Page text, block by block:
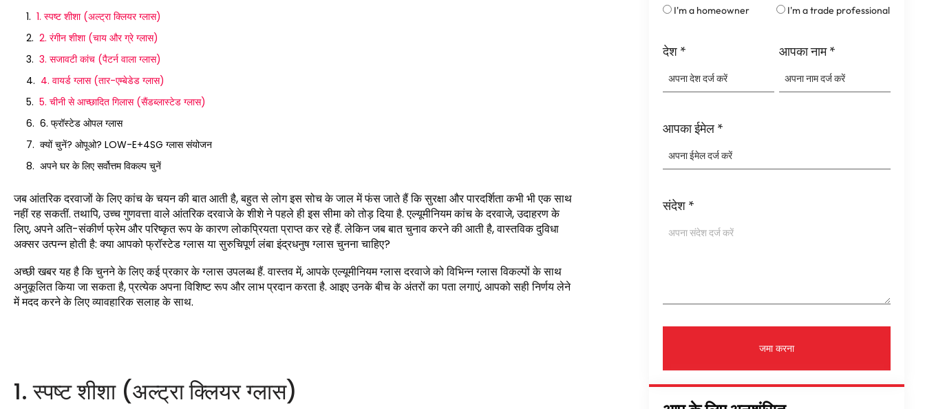
1. स्पष्ट शीशा (अल्ट्रा क्लियर ग्लास)
2. रंगीन शीशा (चाय और ग्रे ग्लास)
3. सजावटी कांच (पैटर्न वाला ग्लास)
4. वायर्ड ग्लास (तार-एम्बेडेड ग्लास)
5. चीनी से आच्छादित गिलास (सैंडब्लास्टेड ग्लास)
6. फ्रॉस्टेड ओपल ग्लास
क्यों चुनें? ओपूओ? LOW-E+4SG ग्लास संयोजन
अपने घर के लिए सर्वोत्तम विकल्प चुनें
जब आंतरिक दरवाजों के लिए कांच के चयन की बात आती है, बहुत से लोग इस सोच के जाल में फंस जाते हैं कि सुरक्षा और पारदर्शिता कभी भी एक साथ
नहीं रह सकतीं. तथापि, उच्च गुणवत्ता वाले आंतरिक दरवाजे के शीशे ने पहले ही इस सीमा को तोड़ दिया है. एल्यूमीनियम कांच के दरवाजे, उदाहरण के
लिए, अपने अति-संकीर्ण फ्रेम और परिष्कृत रूप के कारण लोकप्रियता प्राप्त कर रहे हैं. लेकिन जब बात चुनाव करने की आती है, वास्तविक दुविधा
अक्सर उत्पन्न होती है: क्या आपको फ्रॉस्टेड ग्लास या सुरुचिपूर्ण लंबा इंद्रधनुष ग्लास चुनना चाहिए?
अच्छी खबर यह है कि चुनने के लिए कई प्रकार के ग्लास उपलब्ध हैं. वास्तव में, आपके एल्यूमीनियम ग्लास दरवाजे को विभिन्न ग्लास विकल्पों के साथ
अनुकूलित किया जा सकता है, प्रत्येक अपना विशिष्ट रूप और लाभ प्रदान करता है. आइए उनके बीच के अंतरों का पता लगाएं, आपको सही निर्णय लेने
में मदद करने के लिए व्यावहारिक सलाह के साथ.
1. स्पष्ट शीशा (अल्ट्रा क्लियर ग्लास)
I'm a homeowner I'm a trade professional
देश * आपका नाम *
आपका ईमेल *
संदेश *
जमा करना